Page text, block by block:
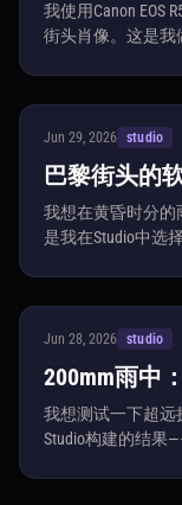
我使用Canon EOS
街头肖像。这是我
Jun 29, 2026 studio
巴黎街头的
我想在黄昏时分的
是我在Studio中选
Jun 28, 2026 studio
200mm雨中
我想测试一下超远
Studio构建的结果